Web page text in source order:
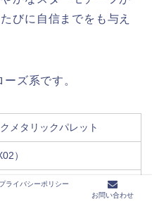
びに自信までをも与え
ズ系です。
メタリックパレット
）
）
プライバシーポリシー
お問い合わせ